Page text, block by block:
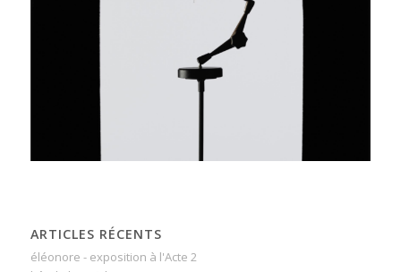
ARTICLES RÉCENTS
éléonore - exposition à l'Acte 2